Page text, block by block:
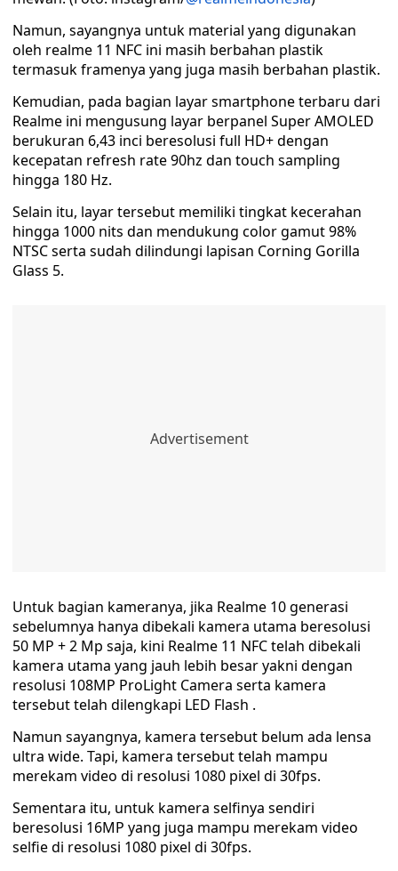
Namun, sayangnya untuk material yang digunakan
oleh realme 11 NFC ini masih berbahan plastik
termasuk framenya yang juga masih berbahan plastik.
Kemudian, pada bagian layar smartphone terbaru dari
Realme ini mengusung layar berpanel Super AMOLED
berukuran 6,43 inci beresolusi full HD+ dengan
kecepatan refresh rate 90hz dan touch sampling
hingga 180 Hz.
Selain itu, layar tersebut memiliki tingkat kecerahan
hingga 1000 nits dan mendukung color gamut 98%
NTSC serta sudah dilindungi lapisan Corning Gorilla
Glass 5.
Untuk bagian kameranya, jika Realme 10 generasi
sebelumnya hanya dibekali kamera utama beresolusi
50 MP + 2 Mp saja, kini Realme 11 NFC telah dibekali
kamera utama yang jauh lebih besar yakni dengan
resolusi 108MP ProLight Camera serta kamera
tersebut telah dilengkapi LED Flash .
Namun sayangnya, kamera tersebut belum ada lensa
ultra wide. Tapi, kamera tersebut telah mampu
merekam video di resolusi 1080 pixel di 30fps.
Sementara itu, untuk kamera selfinya sendiri
beresolusi 16MP yang juga mampu merekam video
selfie di resolusi 1080 pixel di 30fps.